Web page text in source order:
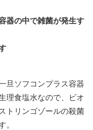
器の中で雑菌が発生す
旦ソフコンプラス容器
理食塩水なので、ビオ
トリンゴゾールの殺菌
。